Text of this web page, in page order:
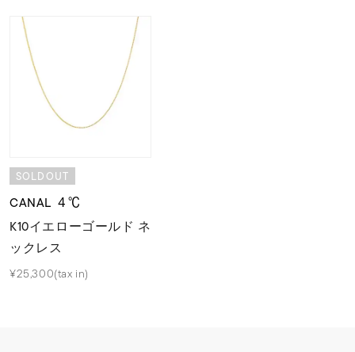
SOLDOUT
CANAL ４℃
K10イエローゴールド ネ
ックレス
¥25,300(tax in)